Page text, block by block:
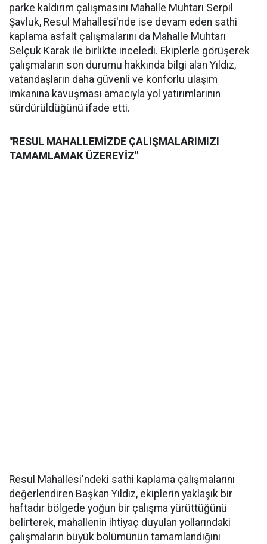
parke kaldırım çalışmasını Mahalle Muhtarı Serpil
Şavluk, Resul Mahallesi'nde ise devam eden sathi
kaplama asfalt çalışmalarını da Mahalle Muhtarı
Selçuk Karak ile birlikte inceledi. Ekiplerle görüşerek
çalışmaların son durumu hakkında bilgi alan Yıldız,
vatandaşların daha güvenli ve konforlu ulaşım
imkanına kavuşması amacıyla yol yatırımlarının
sürdürüldüğünü ifade etti.
"RESUL MAHALLEMİZDE ÇALIŞMALARIMIZI
TAMAMLAMAK ÜZEREYİZ"
Resul Mahallesi'ndeki sathi kaplama çalışmalarını
değerlendiren Başkan Yıldız, ekiplerin yaklaşık bir
haftadır bölgede yoğun bir çalışma yürüttüğünü
belirterek, mahallenin ihtiyaç duyulan yollarındaki
çalışmaların büyük bölümünün tamamlandığını